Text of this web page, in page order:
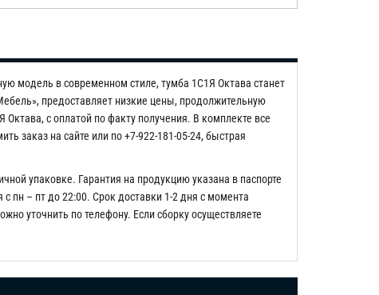
модель в современном стиле, тумба 1С1Я Октава станет
предоставляет низкие цены, продолжительную
с оплатой по факту получения. В комплекте все
заказ на сайте или по +7-922-181-05-24, быстрая
упаковке. Гарантия на продукцию указана в паспорте
с пн – пт до 22:00. Срок доставки 1-2 дня с момента
уточнить по телефону. Если сборку осуществляете